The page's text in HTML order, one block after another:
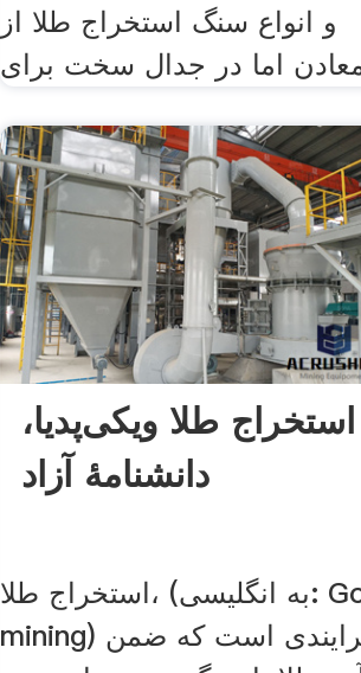
و انواع سنگ استخراج طلا از
استخراج طلا ویکی‌پدیا،
دانشنامهٔ آزاد
استخراج طلا، (به انگلیسی: Gold
mining) فرایندی است که ضمن